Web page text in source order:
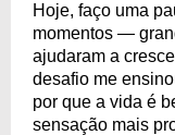
Hoje, faço uma
momentos —
ajudaram a
desafio me
por que a vida é
sensação mais